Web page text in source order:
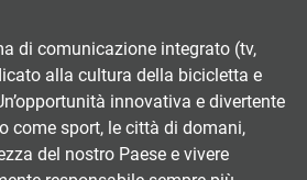
di comunicazione integrato (tv,
alla cultura della bicicletta e
innovativa e divertente
come sport, le città di domani,
del nostro Paese e vivere